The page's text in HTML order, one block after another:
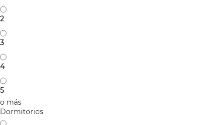
2
3
4
5
o más
Dormitorios